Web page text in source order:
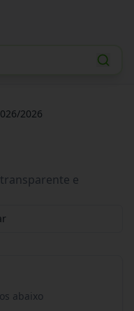
026/2026
e
abaixo